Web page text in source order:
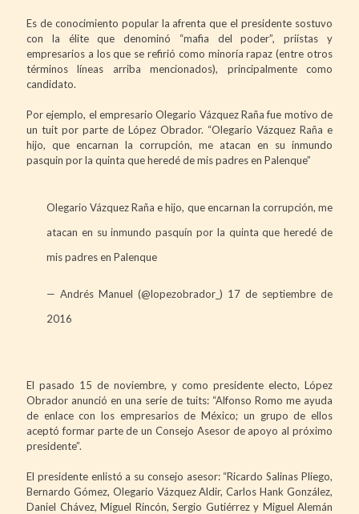
Es de conocimiento popular la afrenta que el presidente sostuvo
con la élite que denominó “mafia del poder”, priístas y
empresarios a los que se refirió como minoría rapaz (entre otros
términos líneas arriba mencionados), principalmente como
candidato.
Por ejemplo, el empresario Olegario Vázquez Raña fue motivo de
un tuit por parte de López Obrador. “Olegario Vázquez Raña e
hijo, que encarnan la corrupción, me atacan en su inmundo
pasquin por la quinta que heredé de mis padres en Palenque”
Olegario Vázquez Raña e hijo, que encarnan la corrupción, me
atacan en su inmundo pasquín por la quinta que heredé de
mis padres en Palenque
— Andrés Manuel (@lopezobrador_) 17 de septiembre de
2016
El pasado 15 de noviembre, y como presidente electo, López
Obrador anunció en una serie de tuits: “Alfonso Romo me ayuda
de enlace con los empresarios de México; un grupo de ellos
aceptó formar parte de un Consejo Asesor de apoyo al próximo
presidente”.
El presidente enlistó a su consejo asesor: “Ricardo Salinas Pliego,
Bernardo Gómez, Olegario Vázquez Aldir, Carlos Hank González,
Daniel Chávez, Miguel Rincón, Sergio Gutiérrez y Miguel Alemán